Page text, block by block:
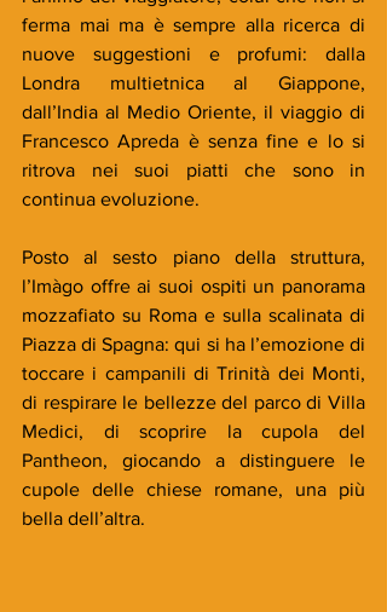
ferma mai ma è sempre alla ricerca di
nuove suggestioni e profumi: dalla
Londra multietnica al Giappone,
dall’India al Medio Oriente, il viaggio di
Francesco Apreda è senza fine e lo si
ritrova nei suoi piatti che sono in
continua evoluzione.
Posto al sesto piano della struttura,
l’Imàgo offre ai suoi ospiti un panorama
mozzafiato su Roma e sulla scalinata di
Piazza di Spagna: qui si ha l’emozione di
toccare i campanili di Trinità dei Monti,
di respirare le bellezze del parco di Villa
Medici, di scoprire la cupola del
Pantheon, giocando a distinguere le
cupole delle chiese romane, una più
bella dell’altra.